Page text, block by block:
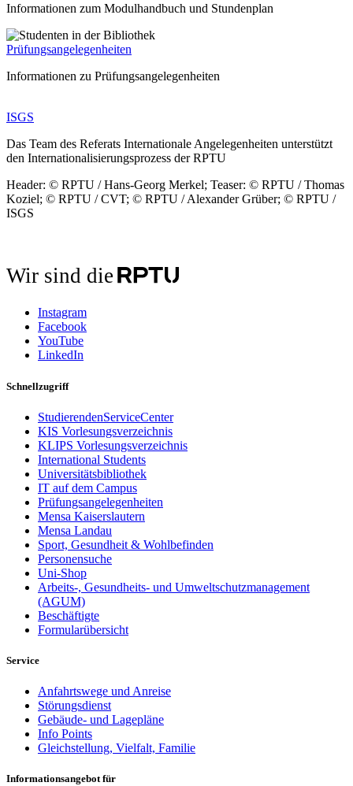
Informationen zum Modulhandbuch und Stundenplan
Prüfungsangelegenheiten
Informationen zu Prüfungsangelegenheiten
ISGS
Das Team des Referats Internationale Angelegenheiten unterstützt
den Internationalisierungsprozess der RPTU
Header: © RPTU / Hans-Georg Merkel; Teaser: © RPTU / Thomas
Koziel; © RPTU / CVT; © RPTU / Alexander Grüber; © RPTU /
ISGS
Wir sind die
Instagram
Facebook
YouTube
LinkedIn
Schnellzugriff
StudierendenServiceCenter
KIS Vorlesungsverzeichnis
KLIPS Vorlesungsverzeichnis
International Students
Universitätsbibliothek
IT auf dem Campus
Prüfungsangelegenheiten
Mensa Kaiserslautern
Mensa Landau
Sport, Gesundheit & Wohlbefinden
Personensuche
Uni-Shop
Arbeits-, Gesundheits- und Umweltschutzmanagement
(AGUM)
Beschäftigte
Formularübersicht
Service
Anfahrtswege und Anreise
Störungsdienst
Gebäude- und Lagepläne
Info Points
Gleichstellung, Vielfalt, Familie
Informationsangebot für